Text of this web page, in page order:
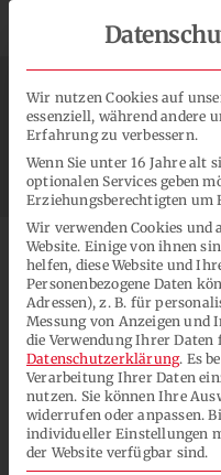
springen
Neuer Film
Lacksysteme
Anwendungen
Unternehmen
Kontakt
Unsere
Wir nutzen Cookies auf
essenziell, während andere
Erfahrung zu verbessern.
Wenn Sie unter 16 Jahre alt
optionalen Services geben
Erziehungsberechtigten um
Wir verwenden Cookies und
Website. Einige von ihnen
helfen, diese Website und
Personenbezogene Daten
Adressen), z. B. für
Messung von Anzeigen und
die Verwendung Ihrer Daten
Datenschutzerklärung. Es
Verarbeitung Ihrer Daten
nutzen. Sie können Ihre
widerrufen oder anpassen.
individueller Einstellungen
der Website verfügbar sind.